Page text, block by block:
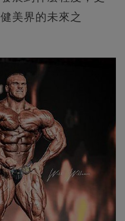
美界的未來之